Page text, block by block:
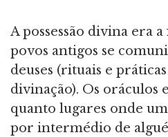
A possessão divina era
povos antigos se
deuses (rituais e
divinação). Os oráculos
quanto lugares onde
por intermédio de